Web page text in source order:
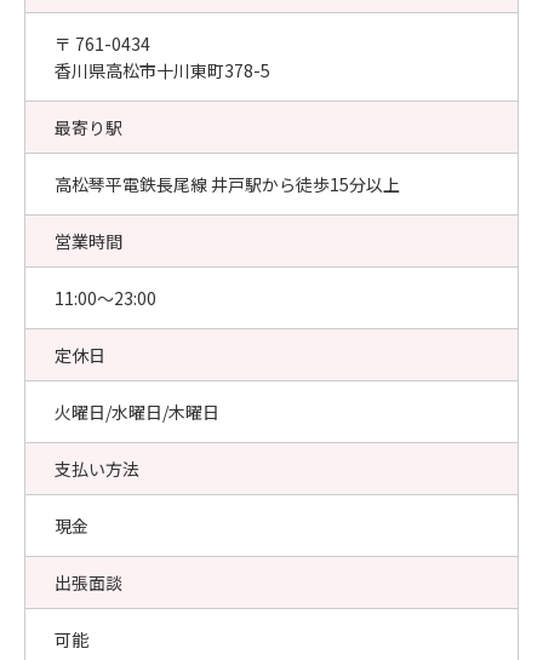
〒 761-0434
香川県高松市十川東町378-5
最寄り駅
高松琴平電鉄長尾線 井戸駅から徒歩15分以上
営業時間
11:00〜23:00
定休日
火曜日/水曜日/木曜日
支払い方法
現金
出張面談
可能